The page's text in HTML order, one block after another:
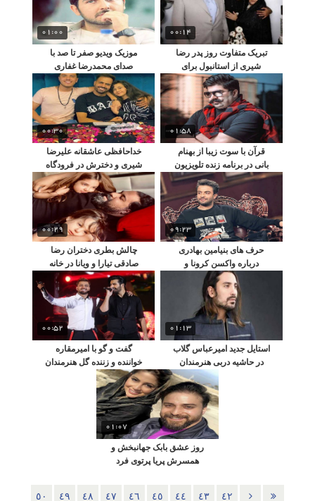
00:14
تبریک متفاوت روز پدر رضا
شیری از استانبول برای
پدرش
01:00
موزیک ویدیو صفر تا صد با
صدای محمدرضا غفاری
01:58
قرآن با سوت زیبا از بهنام
بانی در برنامه زنده تلویزیون
00:30
خداحافظی عاشقانه علیرضا
شیری و دخترش در فرودگاه
استانبول
09:23
حرف های بنیامین بهادری
درباره واکسن کرونا و
واکسن زدن یکی از سلبریتی
ها !!
00:29
چالش بطری دختران رضا
صادقی تیارا و ویانا در خانه
01:13
استایل جدید امیرعباس گلاب
در حاشیه دربی هنرمندان
00:52
گفت و گو با امیرمقاره
خواننده و زننده گل هنرمندان
پرسپولیس
01:07
روز عشق بابک جهانبخش و
همسرش پریا پرتوی فرد
٤٢ ٤٣ ٤٤ ٤٥ ٤٦ ٤٧ ٤٨ ٤٩ ٥٠